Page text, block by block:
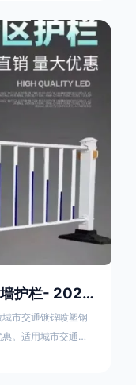
接或编织形成网格结
丝），用于与立柱
塑处理，以增强耐腐
秦皇岛锌钢铁艺护栏-小区围墙护栏- 2025年17631598285新报价
市交通镀锌喷塑钢
。适用城市交通要